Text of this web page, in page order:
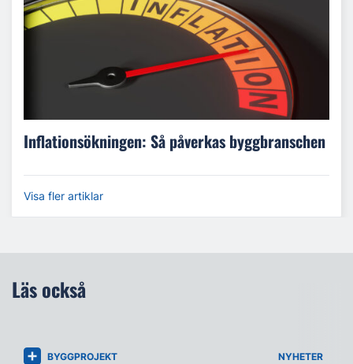
Inflationsökningen: Så påverkas byggbranschen
Visa fler artiklar
Läs också
BYGGPROJEKT NYHETER